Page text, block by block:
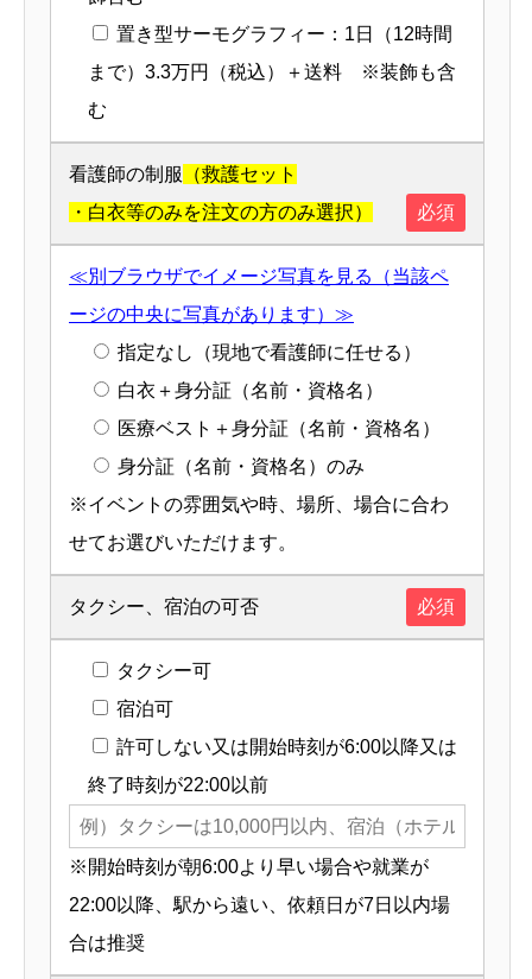
置き型サーモグラフィー：1日（12時間
まで）3.3万円（税込）＋送料 ※装飾も含
む
看護師の制服
（救護セット
・白衣等のみを注文の方のみ選択）
必須
≪別ブラウザでイメージ写真を見る（当該ペ
ージの中央に写真があります）≫
指定なし（現地で看護師に任せる）
白衣＋身分証（名前・資格名）
医療ベスト＋身分証（名前・資格名）
身分証（名前・資格名）のみ
※イベントの雰囲気や時、場所、場合に合わ
せてお選びいただけます。
タクシー、宿泊の可否 必須
タクシー可
宿泊可
許可しない又は開始時刻が6:00以降又は
終了時刻が22:00以前
※開始時刻が朝6:00より早い場合や就業が
22:00以降、駅から遠い、依頼日が7日以内場
合は推奨